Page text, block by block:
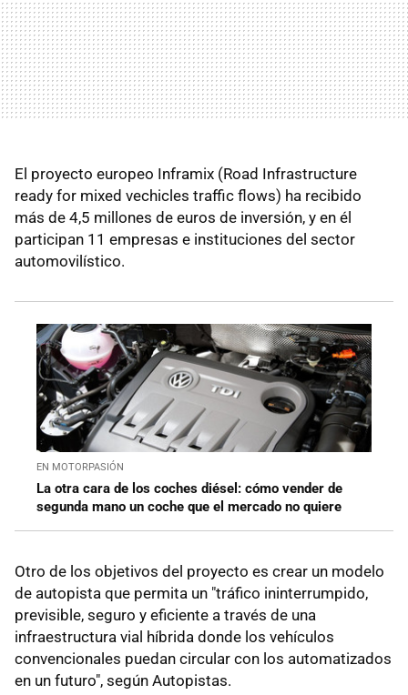
El proyecto europeo Inframix (Road Infrastructure
ready for mixed vechicles traffic flows) ha recibido
más de 4,5 millones de euros de inversión, y en él
participan 11 empresas e instituciones del sector
automovilístico.
EN MOTORPASIÓN
La otra cara de los coches diésel: cómo vender de
segunda mano un coche que el mercado no quiere
Otro de los objetivos del proyecto es crear un modelo
de autopista que permita un "tráfico ininterrumpido,
previsible, seguro y eficiente a través de una
infraestructura vial híbrida donde los vehículos
convencionales puedan circular con los automatizados
en un futuro", según Autopistas.